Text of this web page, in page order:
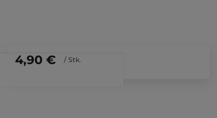
4,90 € / Stk.